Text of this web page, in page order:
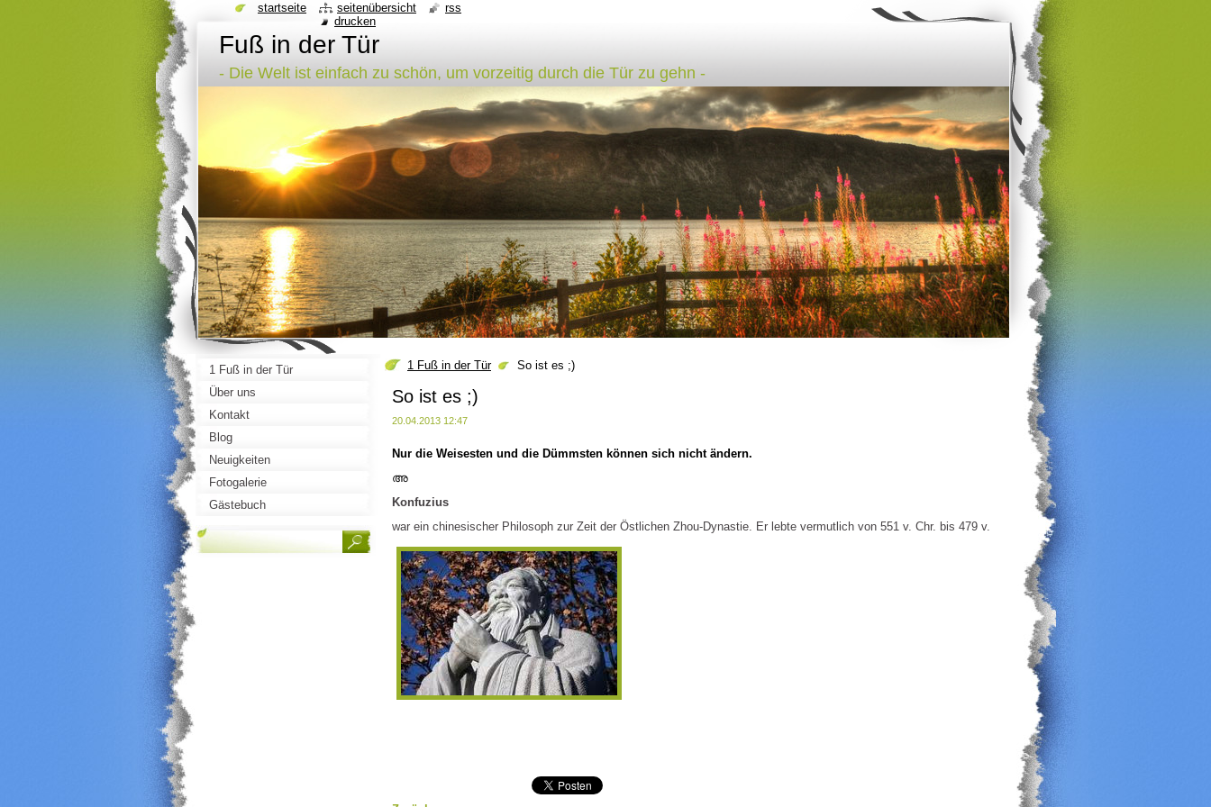
Fuß in der Tür
- Die Welt ist einfach zu schön, um vorzeitig durch die Tür zu gehn -
1 Fuß in der Tür So ist es ;)
So ist es ;)
20.04.2013 12:47
Nur die Weisesten und die Dümmsten können sich nicht ändern.
അ
Konfuzius
war ein chinesischer Philosoph zur Zeit der Östlichen Zhou-Dynastie. Er lebte vermutlich von 551 v. Chr. bis 479 v.
1 Fuß in der Tür
Über uns
Kontakt
Blog
Neuigkeiten
Fotogalerie
Gästebuch
startseite seitenübersicht
rss
drucken